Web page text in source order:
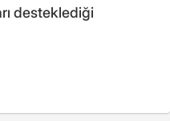
desteklediği